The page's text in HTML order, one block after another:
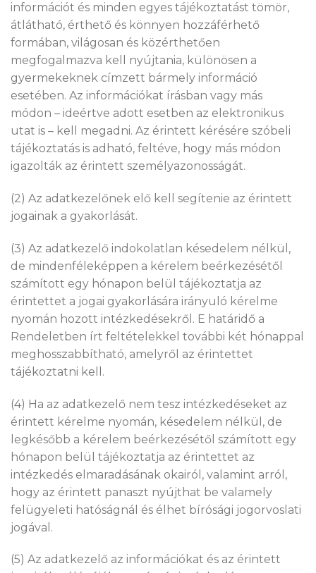
információt és minden egyes tájékoztatást tömör,
átlátható, érthető és könnyen hozzáférhető
formában, világosan és közérthetően
megfogalmazva kell nyújtania, különösen a
gyermekeknek címzett bármely információ
esetében. Az információkat írásban vagy más
módon – ideértve adott esetben az elektronikus
utat is – kell megadni. Az érintett kérésére szóbeli
tájékoztatás is adható, feltéve, hogy más módon
igazolták az érintett személyazonosságát.
(2) Az adatkezelőnek elő kell segítenie az érintett
jogainak a gyakorlását.
(3) Az adatkezelő indokolatlan késedelem nélkül,
de mindenféleképpen a kérelem beérkezésétől
számított egy hónapon belül tájékoztatja az
érintettet a jogai gyakorlására irányuló kérelme
nyomán hozott intézkedésekről. E határidő a
Rendeletben írt feltételekkel további két hónappal
meghosszabbítható, amelyről az érintettet
tájékoztatni kell.
(4) Ha az adatkezelő nem tesz intézkedéseket az
érintett kérelme nyomán, késedelem nélkül, de
legkésőbb a kérelem beérkezésétől számított egy
hónapon belül tájékoztatja az érintettet az
intézkedés elmaradásának okairól, valamint arról,
hogy az érintett panaszt nyújthat be valamely
felügyeleti hatóságnál és élhet bírósági jogorvoslati
jogával.
(5) Az adatkezelő az információkat és az érintett